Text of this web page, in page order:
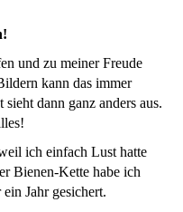
und zu meiner Freude
kann das immer
dann ganz anders aus.
ich einfach Lust hatte
Bienen-Kette habe ich
Jahr gesichert.